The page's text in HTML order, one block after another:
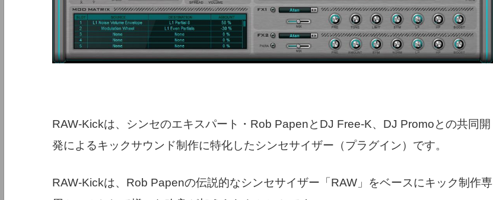
RAW-Kickは、シンセのエキスパート・Rob PapenとDJ Free-K、DJ Promoとの共同開
発によるキックサウンド制作に特化したシンセサイザー（プラグイン）です。
RAW-Kickは、Rob Papenの伝説的なシンセサイザー「RAW」をベースにキック制作専